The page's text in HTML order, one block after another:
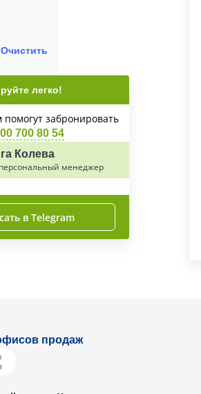
Очистить
легко!
забронировать
700 80 54
Колева
менеджер
в Telegram
продаж